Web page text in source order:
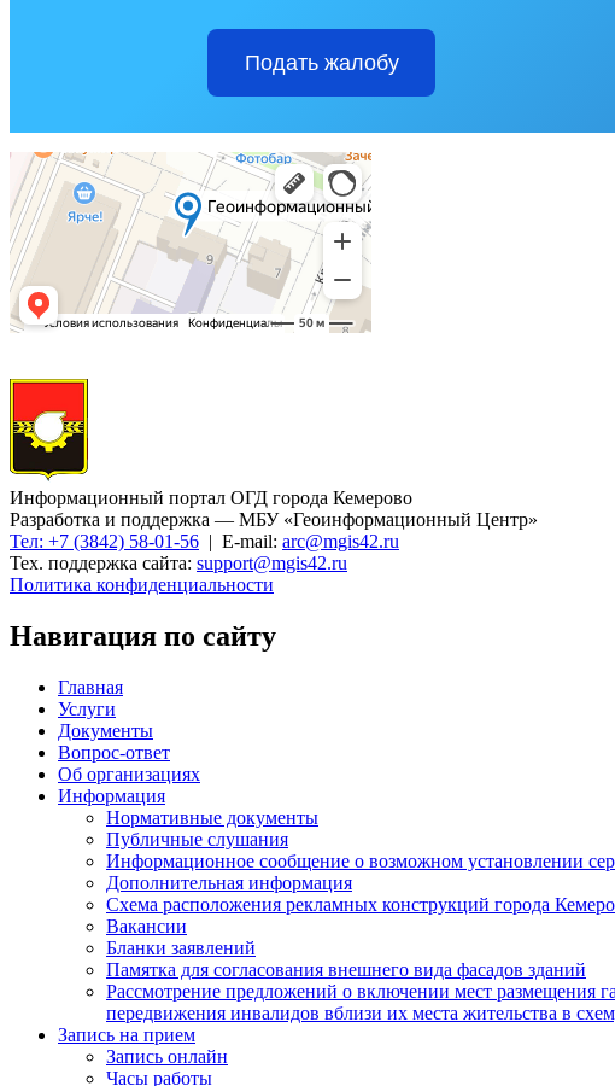
Подать жалобу
Информационный портал ОГД города Кемерово
Разработка и поддержка — МБУ «Геоинформационный Центр»
Тел: +7 (3842) 58-01-56 | E-mail: arc@mgis42.ru
Тех. поддержка сайта: support@mgis42.ru
Политика конфиденциальности
Навигация по сайту
Главная
Услуги
Документы
Вопрос-ответ
Об организациях
Информация
Нормативные документы
Публичные слушания
Информационное сообщение о возможном установлении
Дополнительная информация
Схема расположения рекламных конструкций города
Вакансии
Бланки заявлений
Памятка для согласования внешнего вида фасадов зданий
Рассмотрение предложений о включении мест размещения
передвижения инвалидов вблизи их места жительства в
Запись на прием
Запись онлайн
Часы работы